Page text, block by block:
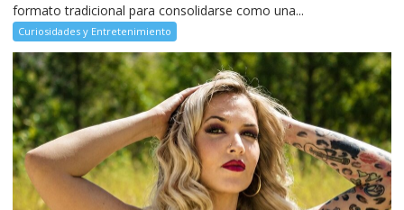
formato tradicional para consolidarse como una...
Curiosidades y Entretenimiento